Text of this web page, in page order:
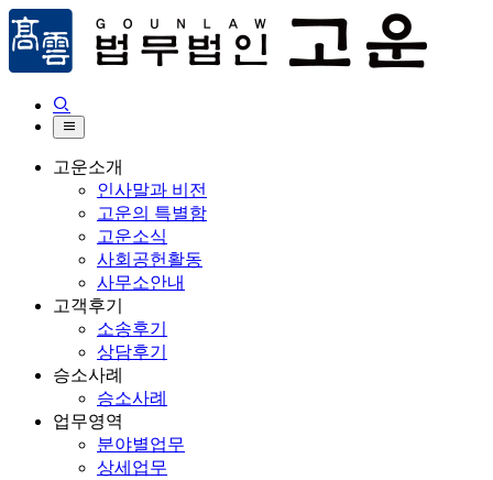


고운소개
인사말과 비전
고운의 특별함
고운소식
사회공헌활동
사무소안내
고객후기
소송후기
상담후기
승소사례
승소사례
업무영역
분야별업무
상세업무